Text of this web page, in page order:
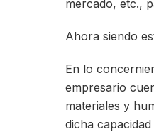
mercado, etc.,
Ahora siendo
En lo
empresario
materiales y
dicha